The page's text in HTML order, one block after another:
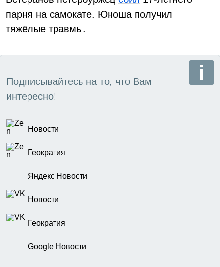
парня на самокате. Юноша получил
тяжёлые травмы.
Подписывайтесь на то, что Вам
интересно!
Новости
Геократия
Яндекс Новости
Новости
Геократия
Google Новости